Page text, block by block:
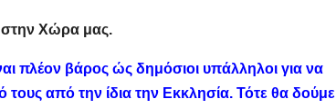
στην Χώρα μας.
πλέον βάρος ώς δημόσιοι υπάλληλοι για να
από την ίδια την Εκκλησία. Τότε θα δούμε